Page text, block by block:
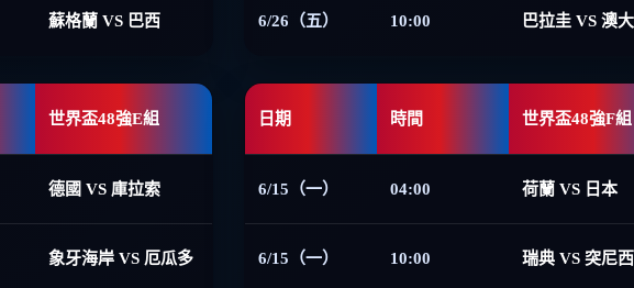
蘇格蘭 VS 巴西 6/26（五） 10:00 巴拉圭 VS 澳
世界盃48強E組
德國 VS 庫拉索
象牙海岸 VS 厄瓜多
日期 時間 世界盃48強F組
6/15（一） 04:00 荷蘭 VS 日本
6/15（一） 10:00 瑞典 VS 突尼